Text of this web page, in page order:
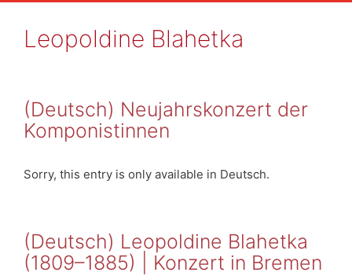
Leopoldine Blahetka
(Deutsch) Neujahrskonzert der
Komponistinnen
Sorry, this entry is only available in Deutsch.
(Deutsch) Leopoldine Blahetka
(1809–1885) | Konzert in Bremen